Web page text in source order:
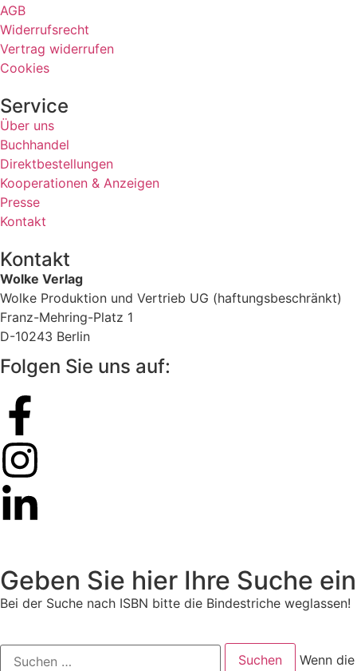
AGB
Widerrufsrecht
Vertrag widerrufen
Cookies
Service
Über uns
Buchhandel
Direktbestellungen
Kooperationen & Anzeigen
Presse
Kontakt
Kontakt
Wolke Verlag
Wolke Produktion und Vertrieb UG (haftungsbeschränkt)
Franz-Mehring-Platz 1
D-10243 Berlin
Folgen Sie uns auf:
Geben Sie hier Ihre Suche ein
Bei der Suche nach ISBN bitte die Bindestriche weglassen!
Wenn die